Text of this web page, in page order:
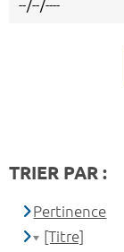
TRIER PAR :
Pertinence
[Titre]